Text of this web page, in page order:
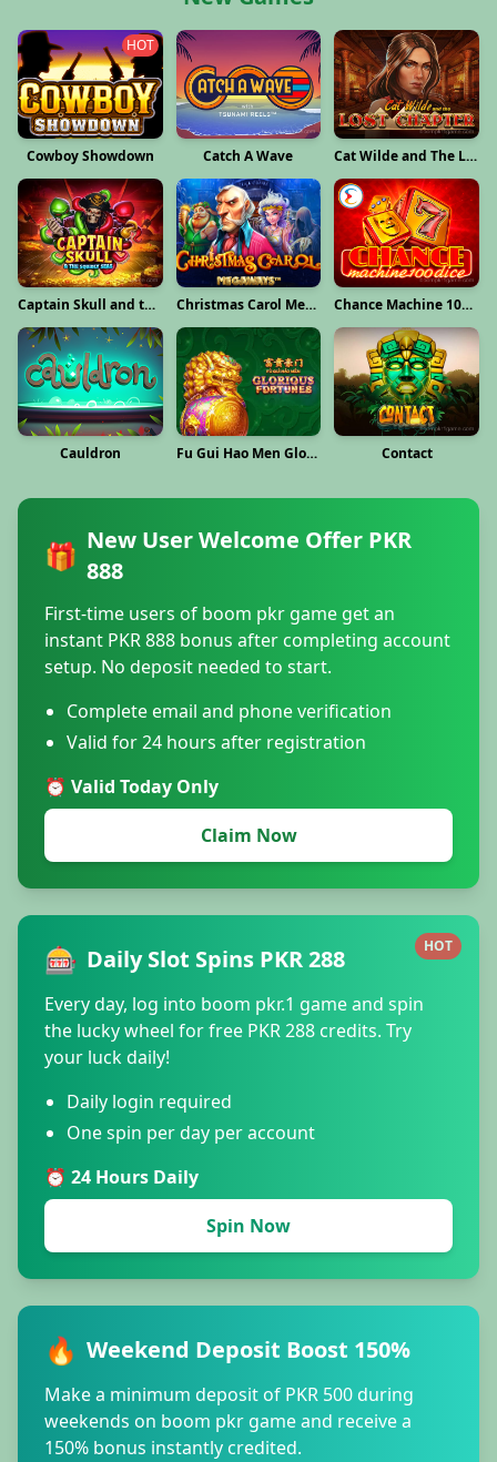
HOT
Cowboy Showdown Catch A Wave Cat Wilde and The Lost Chapter
Captain Skull and the Squidly Seas Christmas Carol Megaways Chance Machine 100 (Dice)
Cauldron Fu Gui Hao Men Glorious Fortunes Contact
🎁 New User Welcome Offer PKR
888
First-time users of boom pkr game get an
instant PKR 888 bonus after completing account
setup. No deposit needed to start.
Complete email and phone verification
Valid for 24 hours after registration
⏰ Valid Today Only
Claim Now
HOT
🎰 Daily Slot Spins PKR 288
Every day, log into boom pkr.1 game and spin
the lucky wheel for free PKR 288 credits. Try
your luck daily!
Daily login required
One spin per day per account
⏰ 24 Hours Daily
Spin Now
🔥 Weekend Deposit Boost 150%
Make a minimum deposit of PKR 500 during
weekends on boom pkr game and receive a
150% bonus instantly credited.